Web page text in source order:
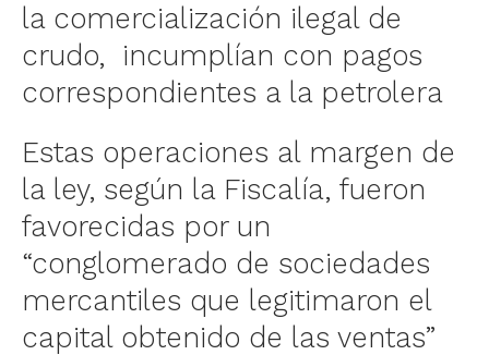
la comercialización ilegal de
crudo, incumplían con pagos
correspondientes a la petrolera
Estas operaciones al margen de
la ley, según la Fiscalía, fueron
favorecidas por un
“conglomerado de sociedades
mercantiles que legitimaron el
capital obtenido de las ventas”